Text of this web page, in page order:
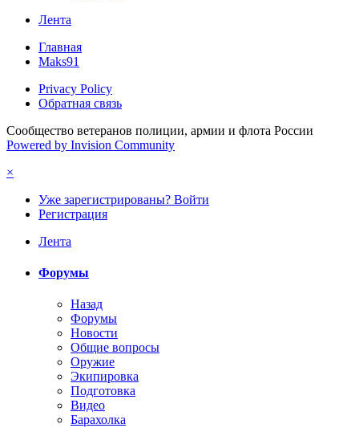
Лента
Главная
Maks91
Privacy Policy
Обратная связь
Сообщество ветеранов полиции, армии и флота России
Powered by Invision Community
×
Уже зарегистрированы? Войти
Регистрация
Лента
Форумы
Назад
Форумы
Новости
Общие вопросы
Оружие
Экипировка
Подготовка
Видео
Барахолка